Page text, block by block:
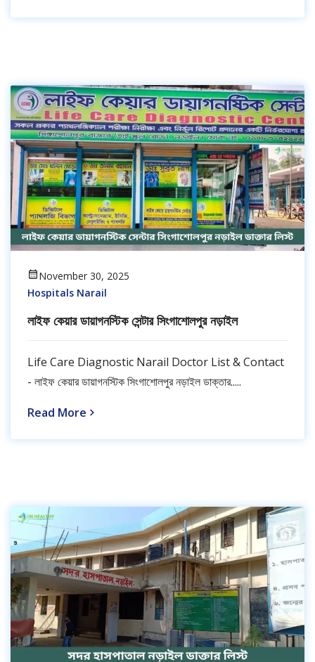
November 30, 2025
Hospitals Narail
লাইফ কেয়ার ডায়াগনস্টিক সেন্টার সিংগাশোলপুর নড়াইল
Life Care Diagnostic Narail Doctor List & Contact
- লাইফ কেয়ার ডায়াগনস্টিক সিংগাশোলপুর নড়াইল ডাক্তার.....
Read More